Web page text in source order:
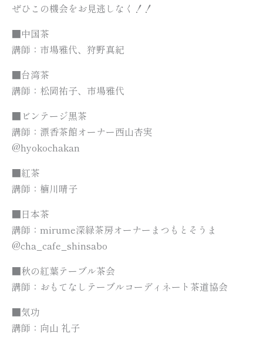
ぜひこの機会をお見逃しなく！！
■中国茶
講師：市場雅代、狩野真紀
■台湾茶
講師：松岡祐子、市場雅代
■ビンテージ黒茶
講師：漂香茶館オーナー西山杏実
@hyokochakan
■紅茶
講師：楠川晴子
■日本茶
講師：mirume深緑茶房オーナーまつもとそうま
@cha_cafe_shinsabo
■秋の紅葉テーブル茶会
講師：おもてなしテーブルコーディネート茶道協会
■気功
講師：向山 礼子